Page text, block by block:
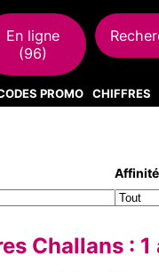
En ligne
(96)
PROMO CHIFFRES
Affinité
Challans :